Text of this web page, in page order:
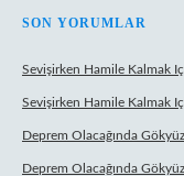
SON YORUMLAR
Sevişirken Hamile Kalmak
Sevişirken Hamile Kalmak
Deprem Olacağında
Deprem Olacağında